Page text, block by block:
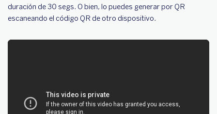
duración de 30 segs. O bien, lo puedes generar por QR
escaneando el código QR de otro dispositivo.